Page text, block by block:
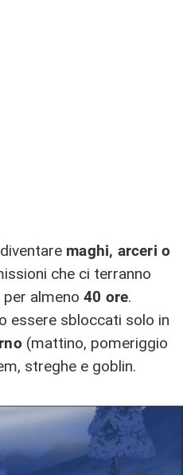
maghi, arceri o
che ci terranno
almeno 40 ore.
essere sbloccati solo in
(mattino, pomeriggio
streghe e goblin.